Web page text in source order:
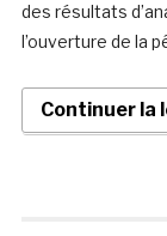
des résultats
l’ouverture de
Continuer la